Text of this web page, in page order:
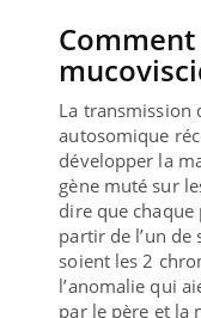
La transmission
autosomique
développer la
gène muté sur
dire que chaque
partir de l’un de
soient les 2
l’anomalie qui
par le père et la